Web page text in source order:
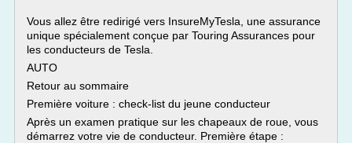
Vous allez être redirigé vers InsureMyTesla, une assurance
unique spécialement conçue par Touring Assurances pour
les conducteurs de Tesla.
AUTO
Retour au sommaire
Première voiture : check-list du jeune conducteur
Après un examen pratique sur les chapeaux de roue, vous
démarrez votre vie de conducteur. Première étape :